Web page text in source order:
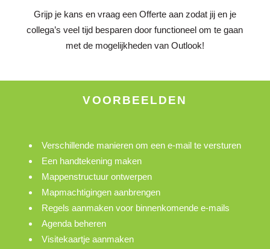
Grijp je kans en vraag een Offerte aan zodat jij en je
collega’s veel tijd besparen door functioneel om te gaan
met de mogelijkheden van Outlook!
VOORBEELDEN
Verschillende manieren om een e-mail te versturen
Een handtekening maken
Mappenstructuur ontwerpen
Mapmachtigingen aanbrengen
Regels aanmaken voor binnenkomende e-mails
Agenda beheren
Visitekaartje aanmaken